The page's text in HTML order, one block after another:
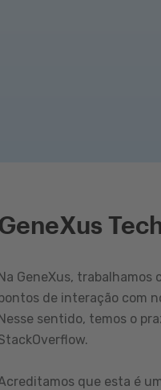
GeneXus,
de interação com
sentido, temos o
que esta é